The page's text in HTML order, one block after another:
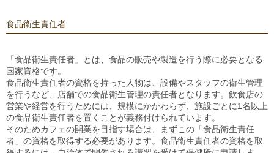
食品衛生責任者
「食品衛生責任者」とは、食品の販売や製造を行う際に必要となる
国家資格です。
食品衛生責任者の資格を持った人物は、設備やスタッフの衛生管理
を行うなど、店舗での食品衛生管理の責任者となります。飲食店の
営業や経営を行うためには、規模にかかわらず、施設ごとに1名以上
の食品衛生責任者を置くことが義務付けられています。
そのためカフェの開業を目指す場合は、まずこの「食品衛生責任
者」の資格を取得する必要があります。食品衛生責任者の資格を取